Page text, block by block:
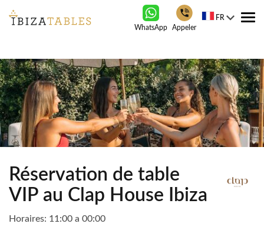
WhatsApp Appeler
FR
Réservation de table
VIP au Clap House Ibiza
Horaires: 11:00 a 00:00